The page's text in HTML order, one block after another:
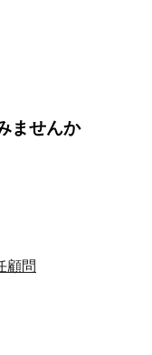
ませんか
顧問